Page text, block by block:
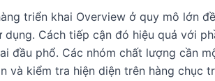
triển khai Overview ở quy mô lớn
Cách tiếp cận đó hiệu quả với
đầu phổ. Các nhóm chất lượng cần
và kiểm tra hiện diện trên hàng chục